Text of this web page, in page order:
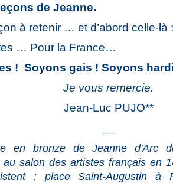
de Jeanne.
à retenir … et d’abord celle-là :
… Pour la France…
! Soyons gais ! Soyons
Je vous remercie.
Jean-Luc PUJO**
en bronze de Jeanne d'Arc
au salon des artistes français en
: place Saint-Augustin à